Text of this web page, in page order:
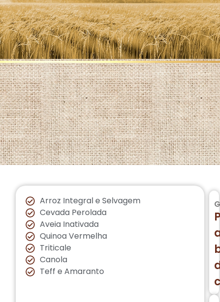
Arroz Integral e Selvagem
Cevada Perolada
Aveia Inativada
Quinoa Vermelha
Triticale
Canola
Teff e Amaranto